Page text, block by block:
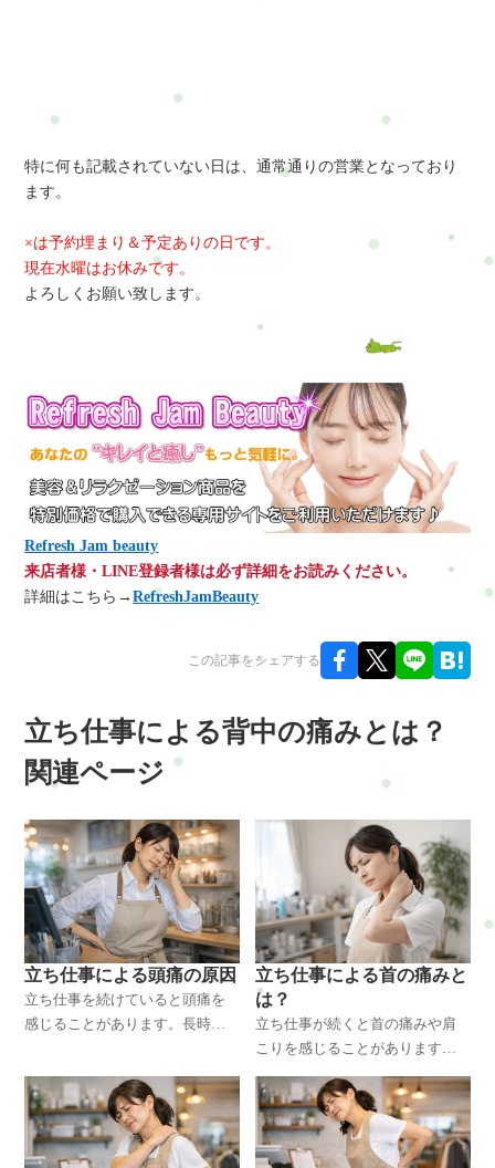
特に何も記載されていない日は、通常通りの営業となっており
ます。
×は予約埋まり＆予定ありの日です。
現在水曜はお休みです。
よろしくお願い致します。
Refresh Jam beauty
来店者様・LINE登録者様は必ず詳細をお読みください。
詳細はこちら→RefreshJamBeauty
この記事をシェアする
立ち仕事による背中の痛みとは？
関連ページ
立ち仕事による頭痛の原因
立ち仕事を続けていると頭痛を
感じることがあります。長時間
張は血流を低下させ、頭痛を引
き起こす原因になります。僧帽
筋や肩甲挙筋との関係や体に起
こる変化、改善方法を整体の視
立ち仕事による首の痛みと
は？
立ち仕事が続くと首の痛みや肩
こりを感じることがあります。
長時間の同じ姿勢や前かがみ姿
勢が原因となり、首や肩の筋肉
に大きな負担がかかります。立
ち仕事で起こる首の痛みの原因